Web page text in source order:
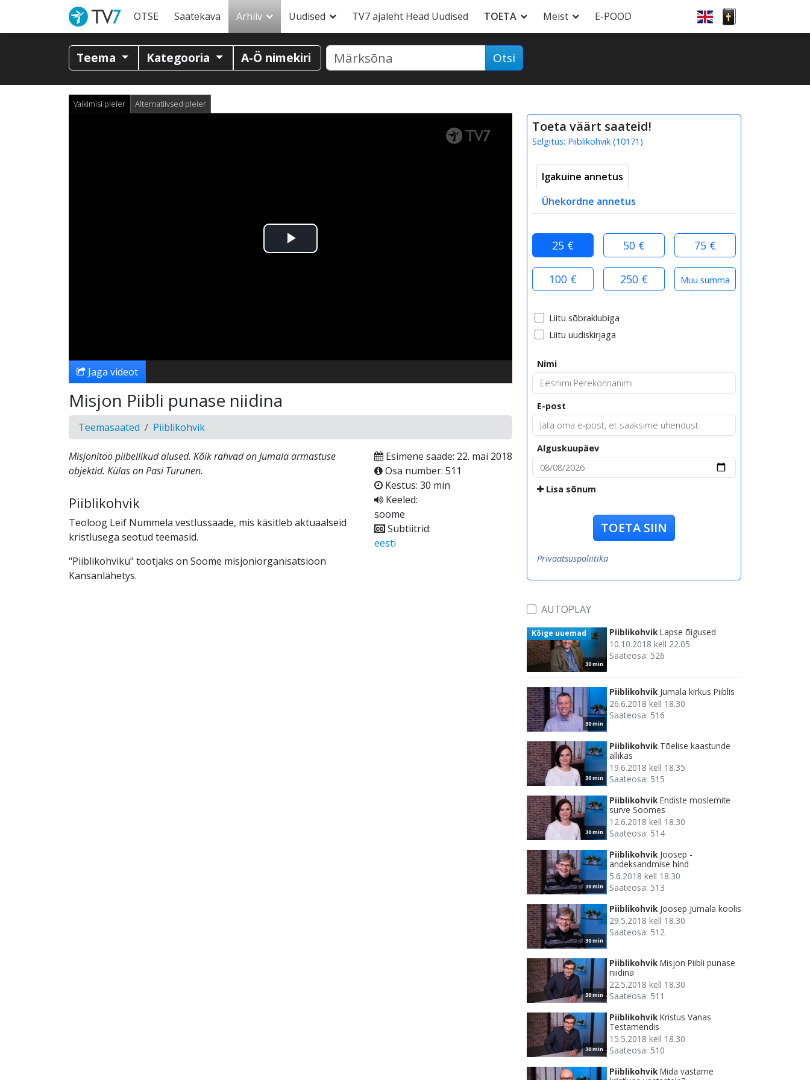
OTSE Saatekava Arhiiv Uudised TV7 ajaleht Head Uudised TOETA Meist E-POOD
Teema Kategooria A-Ö nimekiri Otsi
Vaikimisi pleier Alternatiivsed pleier
Esita
Jaga videot
Misjon Piibli punase niidina
Teemasaated Piiblikohvik
Misjonitöö piibellikud alused. Kõik rahvad on Jumala armastuse
objektid. Külas on Pasi Turunen.
Piiblikohvik
Teoloog Leif Nummela vestlussaade, mis käsitleb aktuaalseid
kristlusega seotud teemasid.
"Piiblikohviku" tootjaks on Soome misjoniorganisatsioon
Kansanlähetys.
Esimene saade: 22. mai 2018
Osa number: 511
Kestus: 30 min
Keeled:
soome
Subtiitrid:
eesti
Toeta väärt saateid!
Selgitus: Piiblikohvik (10171 )
Igakuine annetus
Ühekordne annetus
25 € 50 € 75 €
100 € 250 €
Liitu sõbraklubiga
Liitu uudiskirjaga
Nimi
E-post
Alguskuupäev
Lisa sõnum
TOETA SIIN
Privaatsuspoliitika
AUTOPLAY
30 min
Kõige uuemad Piiblikohvik Lapse õigused
10.10.2018 kell 22.05
Saateosa: 526
30 min
Piiblikohvik Jumala kirkus Piiblis
26.6.2018 kell 18.30
Saateosa: 516
30 min
Piiblikohvik Tõelise kaastunde
allikas
19.6.2018 kell 18.35
Saateosa: 515
30 min
Piiblikohvik Endiste moslemite
surve Soomes
12.6.2018 kell 18.30
Saateosa: 514
30 min
Piiblikohvik Joosep -
andeksandmise hind
5.6.2018 kell 18.30
Saateosa: 513
30 min
Piiblikohvik Joosep Jumala koolis
29.5.2018 kell 18.30
Saateosa: 512
30 min
Piiblikohvik Misjon Piibli punase
niidina
22.5.2018 kell 18.30
Saateosa: 511
30 min
Piiblikohvik Kristus Vanas
Testamendis
15.5.2018 kell 18.30
Saateosa: 510
Piiblikohvik Mida vastame